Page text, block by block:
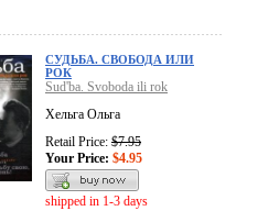
СУДЬБА. СВОБОДА ИЛИ
РОК
Sud'ba. Svoboda ili rok
Хельга Ольга
Retail Price: $7.95
Your Price: $4.95
shipped in 1-3 days